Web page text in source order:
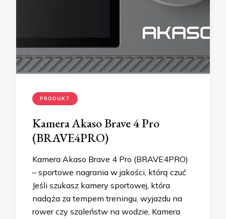
PRODUKT
Kamera Akaso Brave 4 Pro
(BRAVE4PRO)
Kamera Akaso Brave 4 Pro (BRAVE4PRO)
– sportowe nagrania w jakości, którą czuć
Jeśli szukasz kamery sportowej, która
nadąża za tempem treningu, wyjazdu na
rower czy szaleństw na wodzie, Kamera